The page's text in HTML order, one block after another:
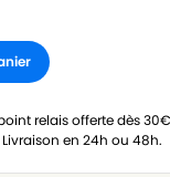
relais offerte dès
Livraison en 24h ou 48h.